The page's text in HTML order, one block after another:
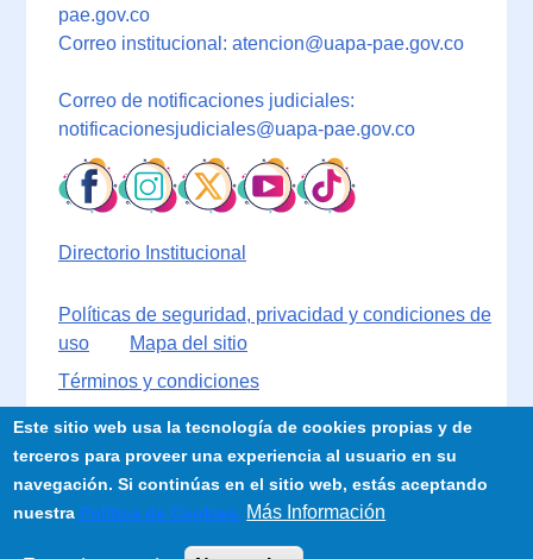
pae.gov.co
Correo institucional: atencion@uapa-pae.gov.co
Correo de notificaciones judiciales:
notificacionesjudiciales@uapa-pae.gov.co
Directorio Institucional
Políticas de seguridad, privacidad y condiciones de
uso
Mapa del sitio
Términos y condiciones
Este sitio web usa la tecnología de cookies propias y de
terceros para proveer una experiencia al usuario en su
navegación. Si continúas en el sitio web, estás aceptando
nuestra Política de Cookies. Más Información